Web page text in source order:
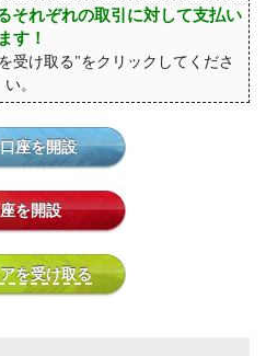
それぞれの取引に対して支払い
ます！
受け取る"をクリックしてくださ
い。
座を開設
を開設
を受け取る